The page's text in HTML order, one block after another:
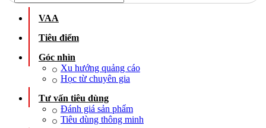
VAA
Tiêu điểm
Góc nhìn
Xu hướng quảng cáo
Học từ chuyên gia
Tư vấn tiêu dùng
Đánh giá sản phẩm
Tiêu dùng thông minh